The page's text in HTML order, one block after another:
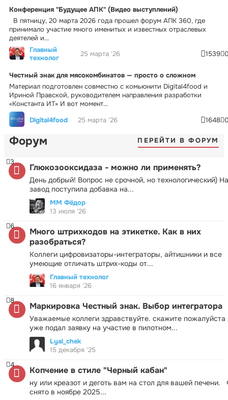
Конференция "Будущее АПК" (Видео выступлений)
В пятницу, 20 марта 2026 года прошел форум АПК 360, где
принимало участие много именитых и известных отраслевых
деятелей и...
Главный
технолог
25 марта '26 1539
Честный знак для мясокомбинатов — просто о сложном
Материал подготовлен совместно с комьюнити Digital4food и
Ириной Правской, руководителем направления разработки
«Константа ИТ» И вот момент...
Digital4food
25 марта '26 1648
Форум ПЕРЕЙТИ В ФОРУМ
Глюкозооксидаза - можно ли применять?
День добрый! Вопрос не срочной, но технологический) На
завод поступила добавка на...
3
ММ Фёдор
13 июля '26
Много штрихкодов на этикетке. Как в них
разобраться?
Коллеги цифровизаторы-интеграторы, айтишники и все
умеющие отличать штрих-коды от...
6
Главный технолог
16 января '26
Маркировка Честный знак. Выбор интегратора
Уважаемые коллеги здравствуйте. скажите пожалуйста
уже подал заявку на участие в пилотном...
8
Lyal_chek
15 декабря '25
Копчение в стиле "Черный кабан"
ну или креазот и деготь вам на стол для вашей печени.
снято в ноябре 2025...
4